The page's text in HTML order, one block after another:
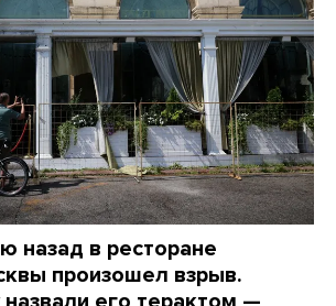
назад в ресторане
произошел взрыв.